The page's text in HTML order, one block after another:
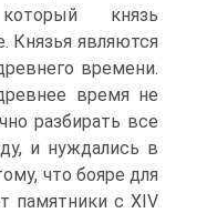
князь
Князья являются
времени.
время не
разбирать все
и нуждались в
что бояре для
памятники с XIV